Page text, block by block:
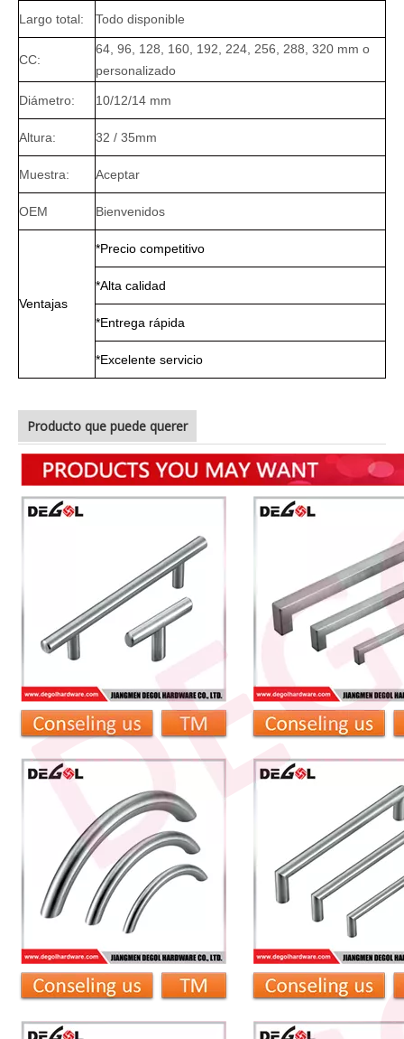
Largo total: Todo disponible
CC:
64, 96, 128, 160, 192, 224, 256, 288, 320 mm o
personalizado
Diámetro: 10/12/14 mm
Altura: 32 / 35mm
Muestra: Aceptar
OEM Bienvenidos
Ventajas
*Precio competitivo
*Alta calidad
*Entrega rápida
*Excelente servicio
Producto que puede querer